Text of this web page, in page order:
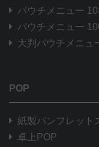
パウチメニュー
パウチメニュー
大判パウチメニュ
POP
紙製パンフレット
卓上POP